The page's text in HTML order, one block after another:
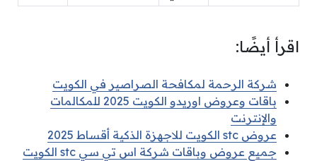
اقرأ أيضًا:
شركة الرحمة لمكافحة الصراصير في الكويت
باقات وعروض اوريدو الكويت 2025 للمكالمات
والإنترنت
عروض stc الكويت للاجهزة الذكية أقساط 2025
جميع عروض وباقات شركة اس تي سي stc الكويت